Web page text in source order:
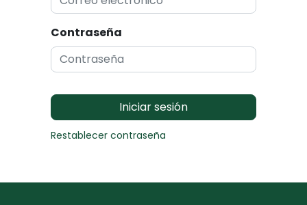
Contraseña
Iniciar sesión
Restablecer contraseña